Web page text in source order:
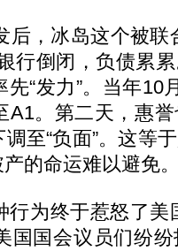
，冰岛这个被联
行倒闭，负债累
“发力”。当年10
A1。第二天，惠
至“负面”。这等
的命运难以避免
为终于惹怒了美
国国会议员们纷